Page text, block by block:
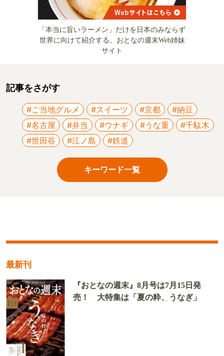
「本当に旨いラーメン」だけを日本のみならず
世界に向けて紹介する、おとなの週末Web姉妹
サイト
記事をさがす
#ご当地グルメ #スイーツ #京都
#納豆
#名古屋
#弁当 #ウナギ #うな重
#千駄木
#世田谷
#江ノ島 #鉄道
キーワード一覧
最新刊
『おとなの週末』8月号は7月15日発
売！ 大特集は「夏の粋、うなぎ」